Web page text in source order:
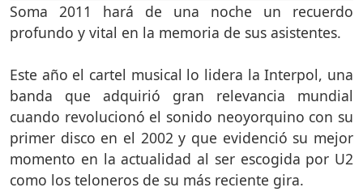
Soma 2011 hará de una noche un recuerdo
profundo y vital en la memoria de sus asistentes.
Este año el cartel musical lo lidera la Interpol, una
banda que adquirió gran relevancia mundial
cuando revolucionó el sonido neoyorquino con su
primer disco en el 2002 y que evidenció su mejor
momento en la actualidad al ser escogida por U2
como los teloneros de su más reciente gira.